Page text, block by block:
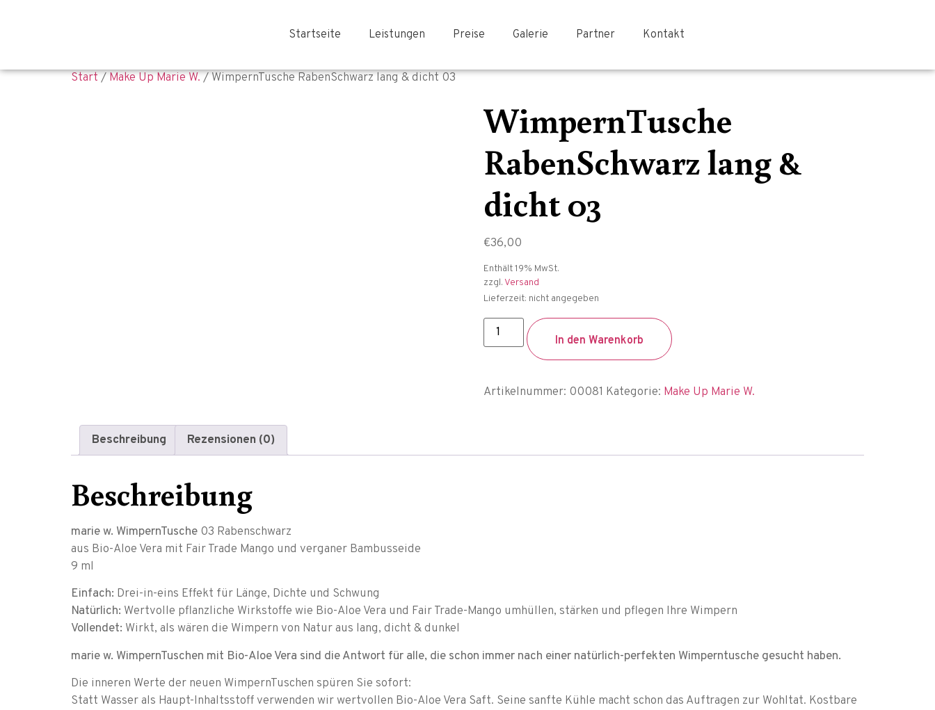
Startseite Leistungen Preise Galerie Partner Kontakt
Start/Make Up Marie W./ WimpernTusche RabenSchwarz lang & dicht 03
WimpernTusche
RabenSchwarz lang &
dicht 03
€36,00
Enthält 19% MwSt.
zzgl. Versand
Lieferzeit: nicht angegeben
In den Warenkorb
Artikelnummer: 00081 Kategorie: Make Up Marie W.
Beschreibung Rezensionen (0)
Beschreibung
marie w. WimpernTusche 03 Rabenschwarz
aus Bio-Aloe Vera mit Fair Trade Mango und verganer Bambusseide
9 ml
Einfach: Drei-in-eins Effekt für Länge, Dichte und Schwung
Natürlich: Wertvolle pflanzliche Wirkstoffe wie Bio-Aloe Vera und Fair Trade-Mango umhüllen, stärken und pflegen Ihre Wimpern
Vollendet: Wirkt, als wären die Wimpern von Natur aus lang, dicht & dunkel
marie w. WimpernTuschen mit Bio-Aloe Vera sind die Antwort für alle, die schon immer nach einer natürlich-perfekten Wimperntusche gesucht haben.
Die inneren Werte der neuen WimpernTuschen spüren Sie sofort:
Statt Wasser als Haupt-Inhaltsstoff verwenden wir wertvollen Bio-Aloe Vera Saft. Seine sanfte Kühle macht schon das Auftragen zur Wohltat. Kostbare